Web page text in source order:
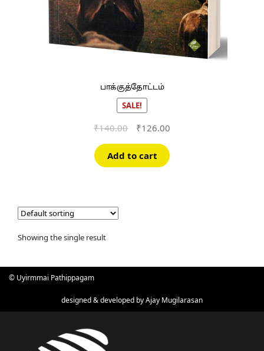
பாக்குத்தோட்டம்
SALE!
₹140.00
Original
was:
₹140.00.
₹126.00Current
is:
Add to cart
Showing the single result
© Uyirmmai Pathippagam
designed & developed byAjay Mugilarasan